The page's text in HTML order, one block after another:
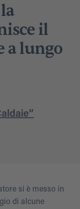
il
a lungo
si è messo in
di alcune